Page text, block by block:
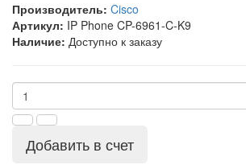
Производитель: Cisco
Артикул: IP Phone CP-6961-C-K9
Наличие: Доступно к заказу
Добавить в счет